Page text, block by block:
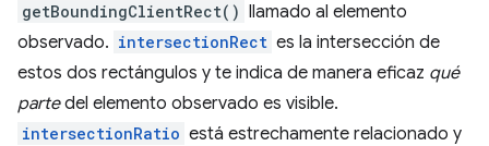
getBoundingClientRect() llamado al elemento
observado. intersectionRect es la intersección de
estos dos rectángulos y te indica de manera eficaz qué
partedel elemento observado es visible.
intersectionRatio está estrechamente relacionado y